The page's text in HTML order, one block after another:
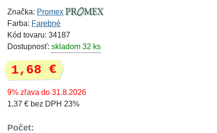
Značka: Promex
Farba: Farebné
Kód tovaru: 34187
Dostupnosť: skladom 32 ks
1,68 €
9% zľava do 31.8.2026
1,37 € bez DPH 23%
Počet: